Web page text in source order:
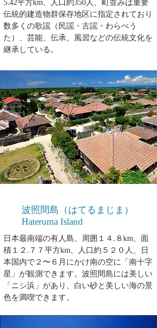
5.42平方km、人口約350人、町並みは重要
伝統的建造物群保存地区に指定されており
数多くの歌謡（民謡・古謡・わらべう
た）、芸能、伝承、風習などの伝統文化を
継承している。
波照間島（はてるまじま）
Hateruma Island
日本最南端の有人島、周囲１４.８km、面
積１２.７７平方km、人口約５２０人、日
本国内で２〜６月にかけ南の空に「南十字
星」が観測できます。波照間島には美しい
「ニシ浜」があり、白い砂と美しい海の景
色を満喫できます。